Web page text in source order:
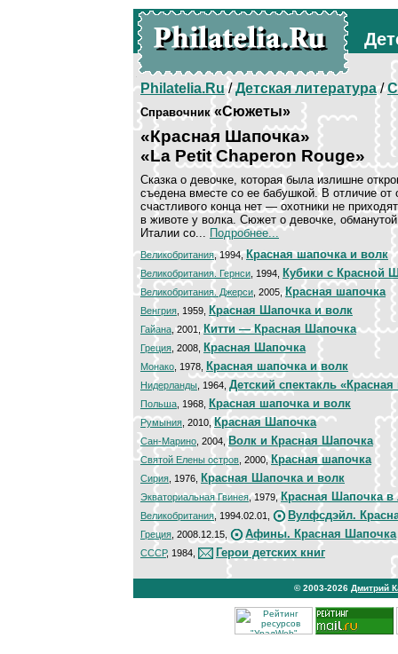
Philatelia.Ru/Детская литература/
Справочник«Сюжеты»
«Красная Шапочка»
«La Petit Chaperon Rouge»
Сказка о девочке, которая была излишне
съедена вместе со ее бабушкой. В отличие
счастливого конца нет — охотники не
в животе у волка. Сюжет о девочке,
Италии со... Подробнее...
Великобритания, 1994, Красная шапочка и волк
Великобритания. Гернси , 1994, Кубики с Красной
Великобритания. Джерси , 2005,Красная шапочка
Венгрия , 1959, Красная Шапочка и волк
Гайана , 2001,Китти — Красная Шапочка
Греция , 2008, Красная Шапочка
Монако , 1978, Красная шапочка и волк
Нидерланды , 1964, Детский спектакль
Польша , 1968, Красная шапочка и волк
Румыния , 2010,Красная Шапочка
Сан-Марино , 2004,Волк и Красная Шапочка
Святой Елены остров , 2000,Красная шапочка
Сирия , 1976, Красная Шапочка и волк
Экваториальная Гвинея, 1979,Красная Шапочка в
Великобритания, 1994.02.01, Вулфсдэйл.
Греция , 2008.12.15, Афины. Красная Шапочка
СССР, 1984, Герои детских книг
© 2003-2026 Дмитрий